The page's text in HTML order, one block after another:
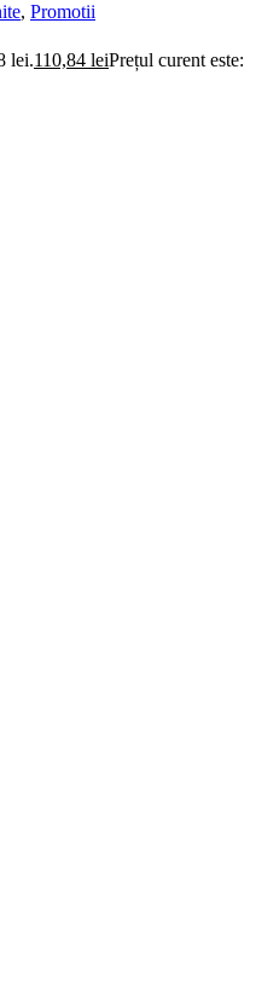
, Promotii
lei.110,84 leiPrețul curent este: